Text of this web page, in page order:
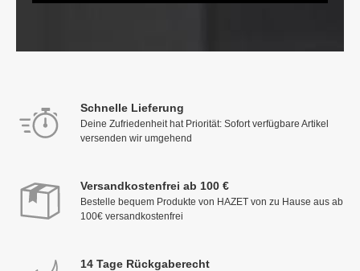
Schnelle Lieferung
Deine Zufriedenheit hat Priorität: Sofort verfügbare Artikel
versenden wir umgehend
Versandkostenfrei ab 100 €
Bestelle bequem Produkte von HAZET von zu Hause aus ab
100€ versandkostenfrei
14 Tage Rückgaberecht